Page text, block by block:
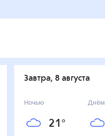
4м/с
Завтра, 8 августа
Ночью
21 °
Днём